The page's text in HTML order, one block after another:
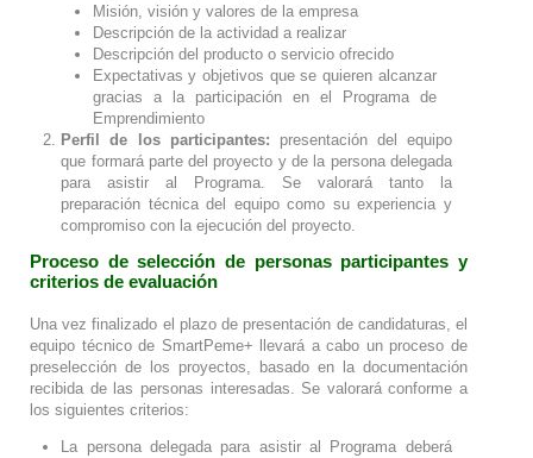
Misión, visión y valores de la empresa
Descripción de la actividad a realizar
Descripción del producto o servicio ofrecido
Expectativas y objetivos que se quieren alcanzar
gracias a la participación en el Programa de
Emprendimiento
Perfil de los participantes: presentación del equipo
que formará parte del proyecto y de la persona delegada
para asistir al Programa. Se valorará tanto la
preparación técnica del equipo como su experiencia y
compromiso con la ejecución del proyecto.
Proceso de selección de personas participantes y
criterios de evaluación
Una vez finalizado el plazo de presentación de candidaturas, el
equipo técnico de SmartPeme+ llevará a cabo un proceso de
preselección de los proyectos, basado en la documentación
recibida de las personas interesadas. Se valorará conforme a
los siguientes criterios:
La persona delegada para asistir al Programa deberá